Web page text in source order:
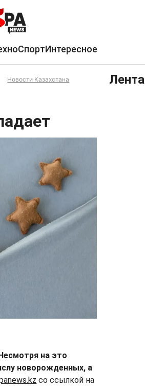
СпортИнтересное
Новости Казахстана
на это
новорожденных, а
со ссылкой на
Лента